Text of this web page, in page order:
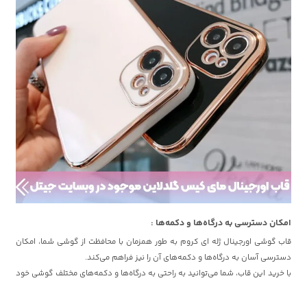
امکان دسترسی به درگاه‌ها و دکمه‌ها :
قاب گوشی اورجینال ژله ای کروم به طور همزمان با محافظت از گوشی شما، امکان
دسترسی آسان به درگاه‌ها و دکمه‌های آن را نیز فراهم می‌کند.
با خرید این قاب، شما می‌توانید به راحتی به درگاه‌ها و دکمه‌های مختلف گوشی خود